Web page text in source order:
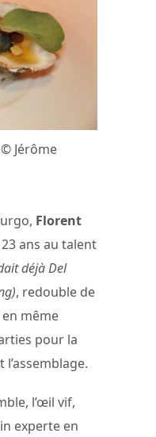
Jérôme
Florent
ans au talent
déjà Del
, redouble de
même
pour la
l’œil vif,
experte en